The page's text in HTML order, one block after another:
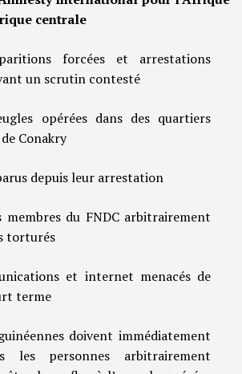
centrale
forcées et arrestations
un scrutin contesté
opérées dans des quartiers
Conakry
depuis leur arrestation
membres du FNDC arbitrairement
torturés
et internet menacés de
terme
doivent immédiatement
les personnes arbitrairement